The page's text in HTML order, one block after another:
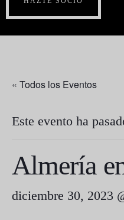
« Todos los Eventos
Este evento ha
Almería
diciembre 30, 2023